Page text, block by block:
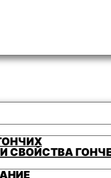
СВОЙСТВА